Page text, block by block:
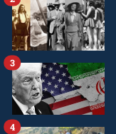
3
4